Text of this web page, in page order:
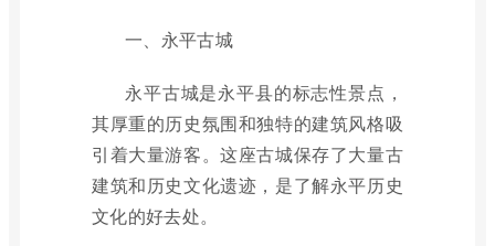
一、永平古城
永平古城是永平县的标志性景点，
其厚重的历史氛围和独特的建筑风格吸
引着大量游客。这座古城保存了大量古
建筑和历史文化遗迹，是了解永平历史
文化的好去处。